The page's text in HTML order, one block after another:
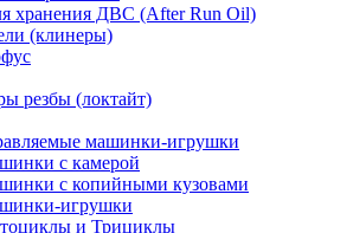
хранения ДВС (After Run Oil)
(клинеры)
резбы (локтайт)
машинки-игрушки
с камерой
с копийными кузовами
игрушки
и Трициклы